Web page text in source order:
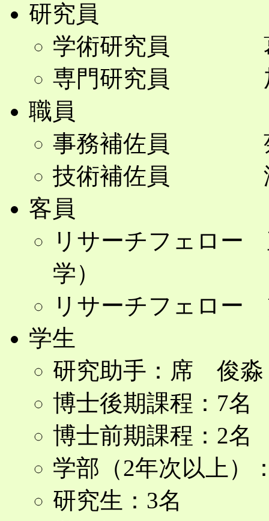
研究員
学術研究員
専門研究員
職員
事務補佐員
技術補佐員
客員
リサーチフェロ
学）
リサーチフェロ
学生
研究助手：席 俊
博士後期課程：7名
博士前期課程：2名
学部（2年次以上）
研究生：3名